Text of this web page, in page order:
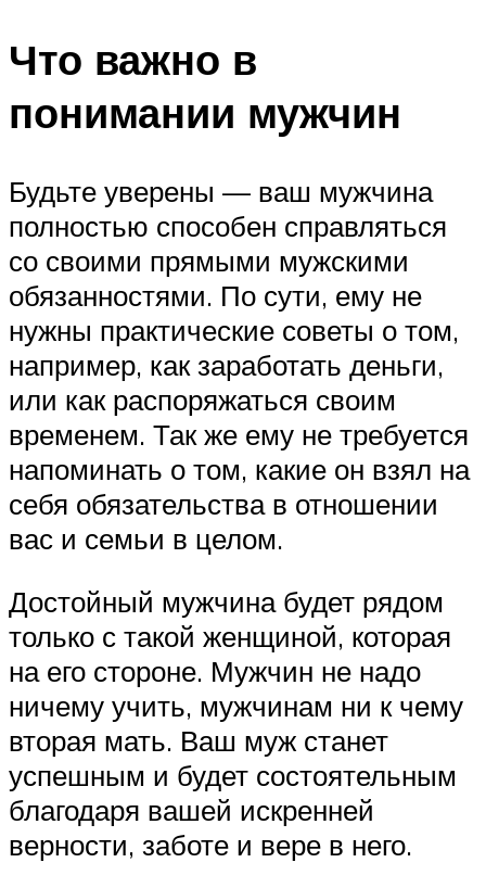
Что важно в
понимании мужчин
Будьте уверены — ваш мужчина
полностью способен справляться
со своими прямыми мужскими
обязанностями. По сути, ему не
нужны практические советы о том,
например, как заработать деньги,
или как распоряжаться своим
временем. Так же ему не требуется
напоминать о том, какие он взял на
себя обязательства в отношении
вас и семьи в целом.
Достойный мужчина будет рядом
только с такой женщиной, которая
на его стороне. Мужчин не надо
ничему учить, мужчинам ни к чему
вторая мать. Ваш муж станет
успешным и будет состоятельным
благодаря вашей искренней
верности, заботе и вере в него.